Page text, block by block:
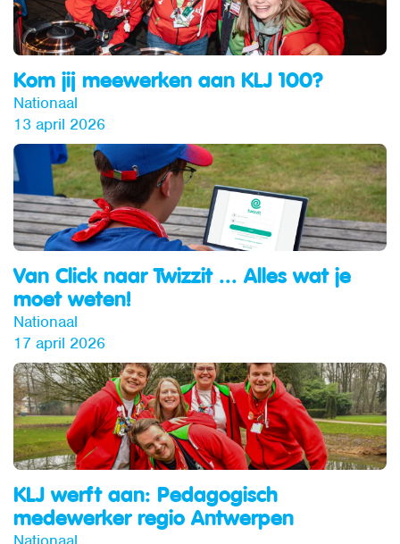
Kom jij meewerken aan KLJ 100?
Nationaal
13 april 2026
Van Click naar Twizzit ... Alles wat je
moet weten!
Nationaal
17 april 2026
KLJ werft aan: Pedagogisch
medewerker regio Antwerpen